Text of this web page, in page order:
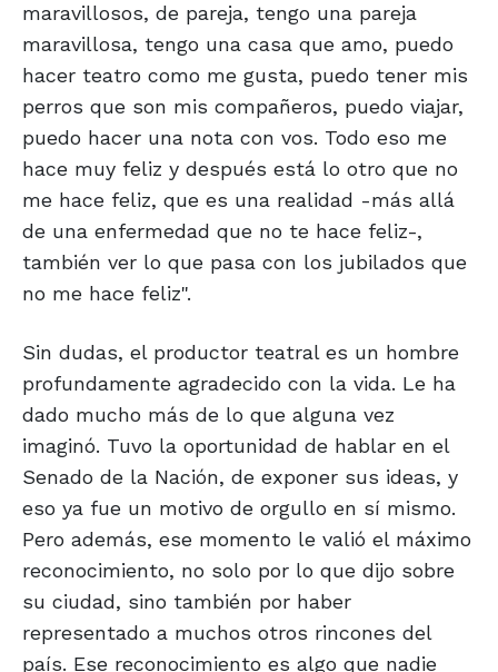
maravillosos, de pareja, tengo una pareja
maravillosa, tengo una casa que amo, puedo
hacer teatro como me gusta, puedo tener mis
perros que son mis compañeros, puedo viajar,
puedo hacer una nota con vos. Todo eso me
hace muy feliz y después está lo otro que no
me hace feliz, que es una realidad -más allá
de una enfermedad que no te hace feliz-,
también ver lo que pasa con los jubilados que
no me hace feliz".
Sin dudas, el productor teatral es un hombre
profundamente agradecido con la vida. Le ha
dado mucho más de lo que alguna vez
imaginó. Tuvo la oportunidad de hablar en el
Senado de la Nación, de exponer sus ideas, y
eso ya fue un motivo de orgullo en sí mismo.
Pero además, ese momento le valió el máximo
reconocimiento, no solo por lo que dijo sobre
su ciudad, sino también por haber
representado a muchos otros rincones del
país. Ese reconocimiento es algo que nadie